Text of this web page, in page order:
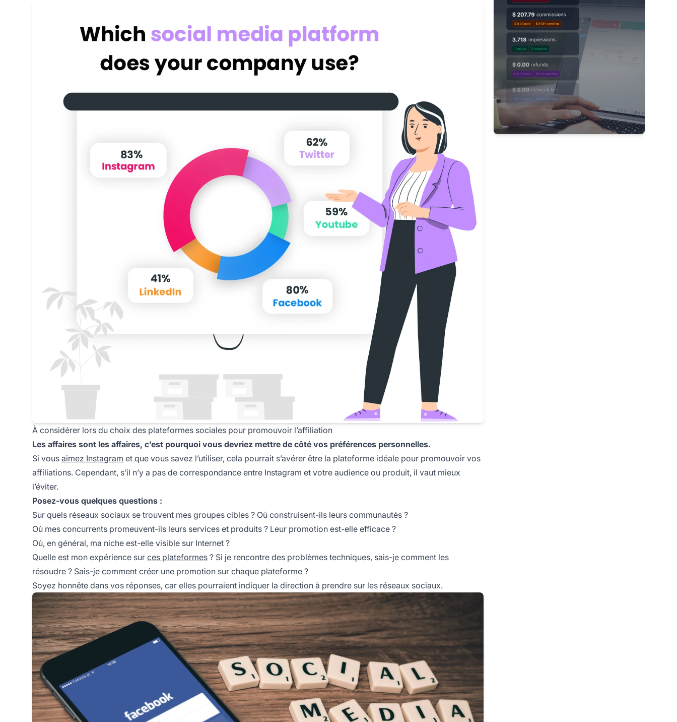
À considérer lors du choix des plateformes sociales pour promouvoir l’affiliation
Les affaires sont les affaires, c’est pourquoi vous devriez mettre de côté vos préférences personnelles.
Si vous aimez Instagram et que vous savez l’utiliser, cela pourrait s’avérer être la plateforme idéale pour promouvoir vos
affiliations. Cependant, s’il n’y a pas de correspondance entre Instagram et votre audience ou produit, il vaut mieux
l’éviter.
Posez-vous quelques questions :
Sur quels réseaux sociaux se trouvent mes groupes cibles ? Où construisent-ils leurs communautés ?
Où mes concurrents promeuvent-ils leurs services et produits ? Leur promotion est-elle efficace ?
Où, en général, ma niche est-elle visible sur Internet ?
Quelle est mon expérience sur ces plateformes ? Si je rencontre des problèmes techniques, sais-je comment les
résoudre ? Sais-je comment créer une promotion sur chaque plateforme ?
Soyez honnête dans vos réponses, car elles pourraient indiquer la direction à prendre sur les réseaux sociaux.